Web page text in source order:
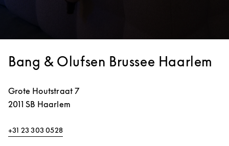
Bang & Olufsen Brussee Haarlem
Grote Houtstraat 7
2011 SB Haarlem
+31 23 303 0528